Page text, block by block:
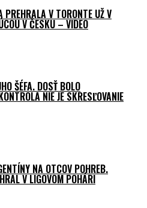
PREHRALA V TORONTE UŽ V
V ČESKU – VIDEO
ŠÉFA. DOSŤ BOLO
NIE JE SKRESĽOVANIE
NA OTCOV POHREB.
V LIGOVOM POHÁRI